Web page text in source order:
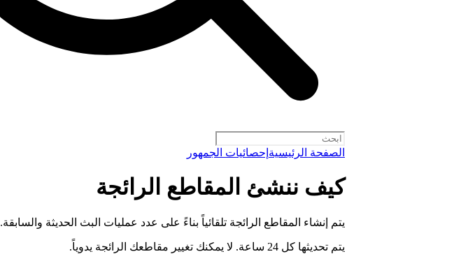
الصفحة الرئيسية إحصائيات الجمهور
كيف ننشئ المقاطع الرائجة
يتم إنشاء المقاطع الرائجة تلقائياً بناءً على عدد عمليات البث الحديثة والسابقة.
يتم تحديثها كل 24 ساعة. لا يمكنك تغيير مقاطعك الرائجة يدوياً.